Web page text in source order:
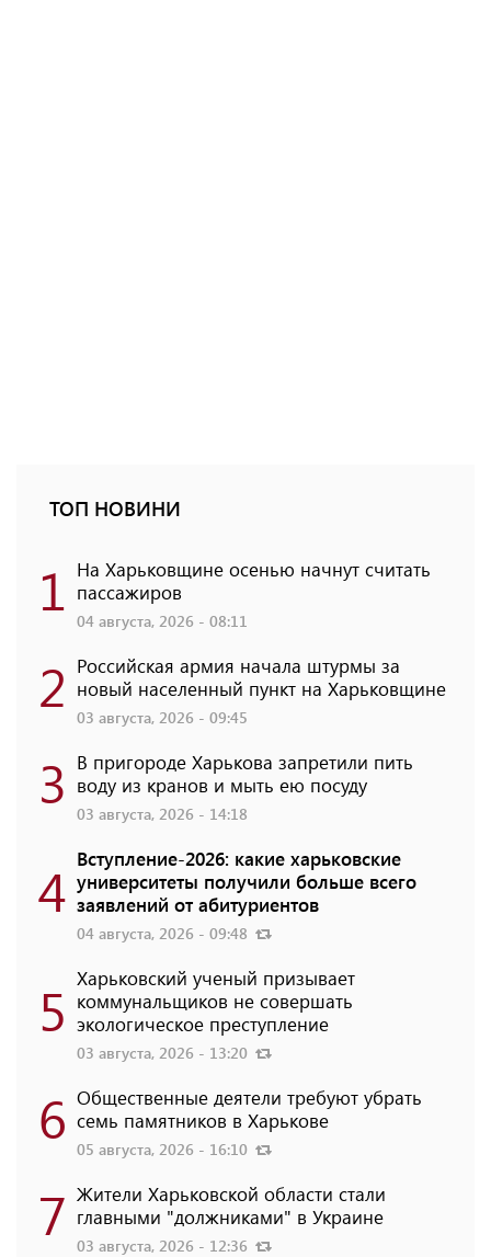
ТОП НОВИНИ
1 На Харьковщине осенью начнут считать
пассажиров
04 августа, 2026 - 08:11
2 Российская армия начала штурмы за
новый населенный пункт на Харьковщине
03 августа, 2026 - 09:45
3 В пригороде Харькова запретили пить
воду из кранов и мыть ею посуду
03 августа, 2026 - 14:18
4 Вступление-2026: какие харьковские
университеты получили больше всего
заявлений от абитуриентов
04 августа, 2026 - 09:48
5 Харьковский ученый призывает
коммунальщиков не совершать
экологическое преступление
03 августа, 2026 - 13:20
6 Общественные деятели требуют убрать
семь памятников в Харькове
05 августа, 2026 - 16:10
7 Жители Харьковской области стали
главными "должниками" в Украине
03 августа, 2026 - 12:36